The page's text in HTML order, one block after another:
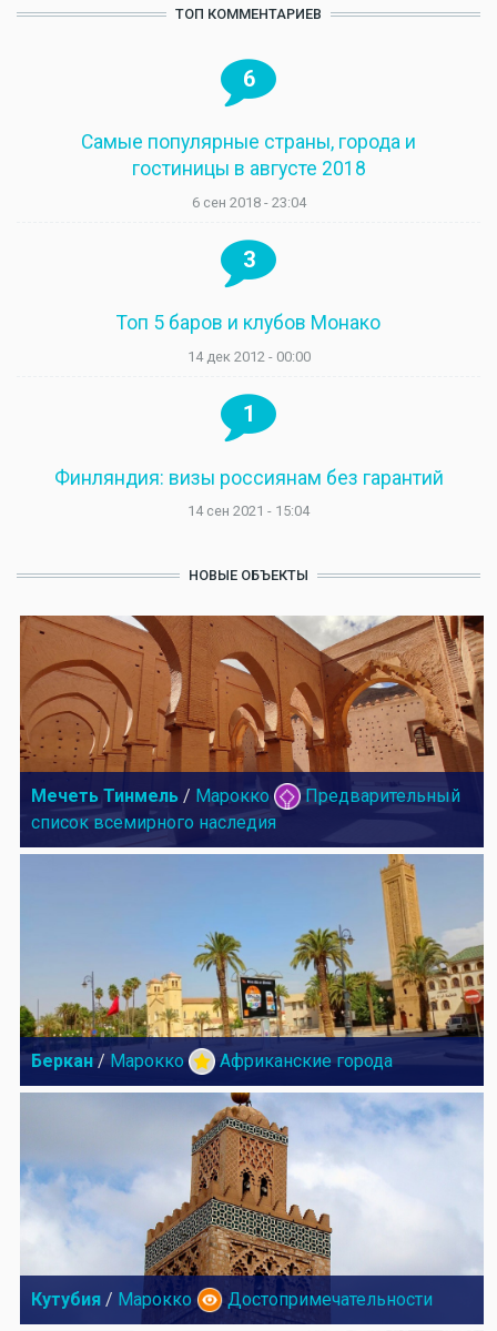
ТОП КОММЕНТАРИЕВ
6
Самые популярные страны, города и
гостиницы в августе 2018
6 сен 2018 - 23:04
3
Топ 5 баров и клубов Монако
14 дек 2012 - 00:00
1
Финляндия: визы россиянам без гарантий
14 сен 2021 - 15:04
НОВЫЕ ОБЪЕКТЫ
Мечеть Тинмель / Марокко
Предварительный
список всемирного наследия
Беркан / Марокко Африканские города
Кутубия / Марокко Достопримечательности